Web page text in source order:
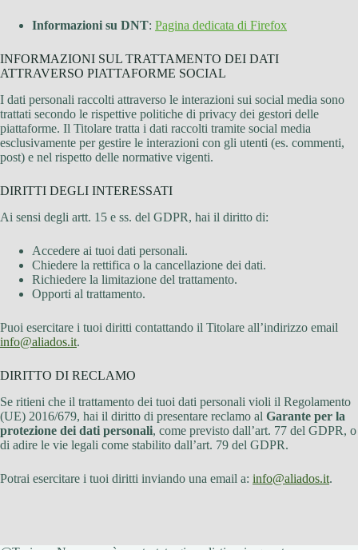
Informazioni su DNT: Pagina dedicata di Firefox
INFORMAZIONI SUL TRATTAMENTO DEI DATI
ATTRAVERSO PIATTAFORME SOCIAL
I dati personali raccolti attraverso le interazioni sui social media sono
trattati secondo le rispettive politiche di privacy dei gestori delle
piattaforme. Il Titolare tratta i dati raccolti tramite social media
esclusivamente per gestire le interazioni con gli utenti (es. commenti,
post) e nel rispetto delle normative vigenti.
DIRITTI DEGLI INTERESSATI
Ai sensi degli artt. 15 e ss. del GDPR, hai il diritto di:
Accedere ai tuoi dati personali.
Chiedere la rettifica o la cancellazione dei dati.
Richiedere la limitazione del trattamento.
Opporti al trattamento.
Puoi esercitare i tuoi diritti contattando il Titolare all’indirizzo email
info@aliados.it.
DIRITTO DI RECLAMO
Se ritieni che il trattamento dei tuoi dati personali violi il Regolamento
(UE) 2016/679, hai il diritto di presentare reclamo al Garante per la
protezione dei dati personali, come previsto dall’art. 77 del GDPR, o
di adire le vie legali come stabilito dall’art. 79 del GDPR.
Potrai esercitare i tuoi diritti inviando una email a: info@aliados.it.